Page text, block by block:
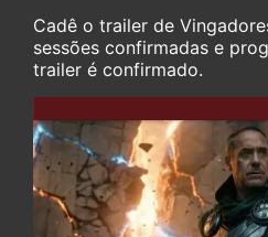
Cadê o trailer de
sessões confirmadas e
trailer é confirmado.